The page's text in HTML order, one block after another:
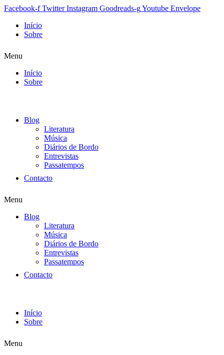
Facebook-f Twitter Instagram Goodreads-gYoutube Envelope
Início
Sobre
Menu
Início
Sobre
Blog
Literatura
Música
Diários de Bordo
Entrevistas
Passatempos
Contacto
Menu
Blog
Literatura
Música
Diários de Bordo
Entrevistas
Passatempos
Contacto
Início
Sobre
Menu